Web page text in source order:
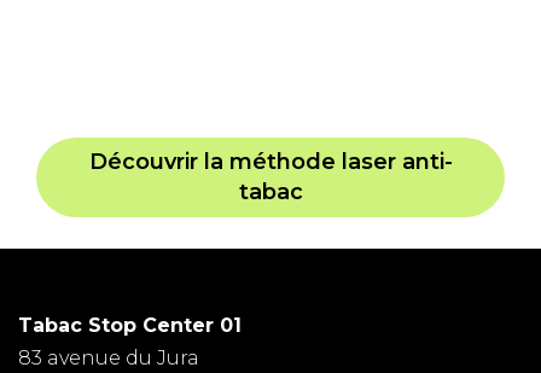
Découvrir la méthode laser anti-
tabac
Tabac Stop Center 01
83 avenue du Jura